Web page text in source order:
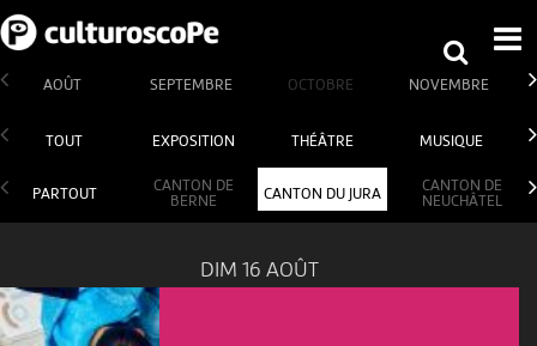
AOÛT SEPTEMBRE OCTOBRE NOVEMBRE
TOUT EXPOSITION THÉÂTRE MUSIQUE
PARTOUT
CANTON DE
BERNE
CANTON DU JURA
CANTON DE
NEUCHÂTEL
DIM 16 AOÛT